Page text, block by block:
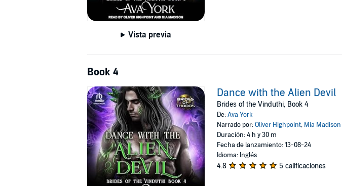
Vista previa
Book 4
Dance with the Alien Devil
Brides of the Vinduthi, Book 4
De:Ava York
Narrado por:Oliver Highpoint, Mia Madison
Duración: 4 h y 30 m
Fecha de lanzamiento: 13-08-24
Idioma: Inglés
4.8 5 calificaciones